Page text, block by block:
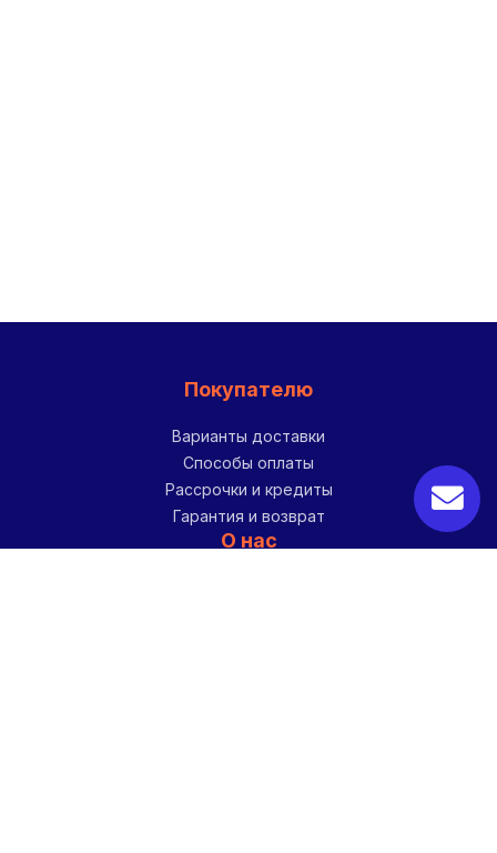
Покупателю
Варианты доставки
Способы оплаты
Рассрочки и кредиты
Гарантия и возврат
О нас